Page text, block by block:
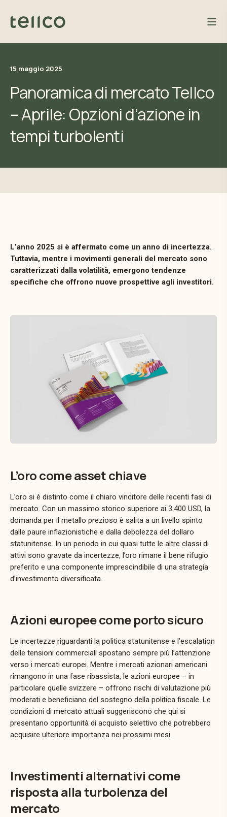
15 maggio 2025
Panoramica di mercato Tellco
– Aprile: Opzioni d’azione in
tempi turbolenti
L’anno 2025 si è affermato come un anno di incertezza.
Tuttavia, mentre i movimenti generali del mercato sono
caratterizzati dallavolatilità, emergonotendenze
specifiche che offrono nuove prospettive agli investitori.
L’oro come asset chiave
L’oro si è distinto come il chiaro vincitore delle recenti fasi di
mercato. Con un massimo storico superiore ai 3.400 USD, la
domanda per il metallo prezioso è salita a un livello spinto
dalle paure inflazionistiche e dalla debolezza del dollaro
statunitense. In un periodo in cui quasi tutte le altre classi di
attivi sono gravate da incertezze, l’oro rimane il bene rifugio
preferito e una componente imprescindibile di una strategia
d’investimento diversificata.
Azioni europee come porto sicuro
Le incertezze riguardanti la politica statunitense e l’escalation
delle tensioni commerciali spostano sempre più l’attenzione
verso i mercati europei. Mentre i mercati azionari americani
rimangono in una fase ribassista, le azioni europee – in
particolare quelle svizzere – offrono rischi di valutazione più
moderati e beneficiano del sostegno della politica fiscale. Le
condizioni di mercato attuali suggeriscono che qui si
presentano opportunità di acquisto selettivo che potrebbero
acquisire ulteriore importanza nei prossimi mesi.
Investimenti alternativi come
risposta alla turbolenza del
mercato